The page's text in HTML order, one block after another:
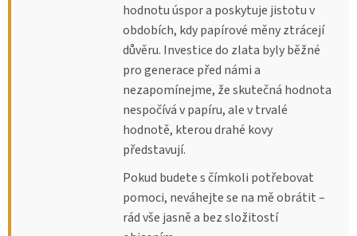
hodnotu úspor a poskytuje jistotu v
obdobích, kdy papírové měny ztrácejí
důvěru. Investice do zlata byly běžné
pro generace před námi a
nezapomínejme, že skutečná hodnota
nespočívá v papíru, ale v trvalé
hodnotě, kterou drahé kovy
představují.
Pokud budete s čímkoli potřebovat
pomoci, neváhejte se na mě obrátit –
rád vše jasně a bez složitostí